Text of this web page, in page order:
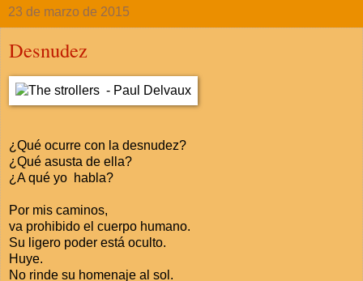
23 de marzo de 2015
Desnudez
¿Qué ocurre con la desnudez?
¿Qué asusta de ella?
¿A qué yo habla?
Por mis caminos,
va prohibido el cuerpo humano.
Su ligero poder está oculto.
Huye.
No rinde su homenaje al sol.